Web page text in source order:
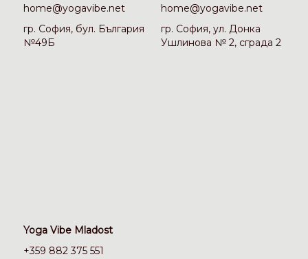
home@yogavibe.net
гр. София, бул. България
№49Б
home@yogavibe.net
гр. София, ул. Донка
Ушлинова № 2, сграда 2
Yoga Vibe Mladost
+359 882 375 551